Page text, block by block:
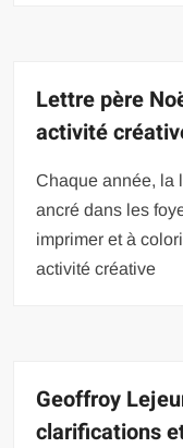
Lettre père
activité
Chaque année, la
ancré dans les
imprimer et à
activité créative
Geoffroy
clarifications